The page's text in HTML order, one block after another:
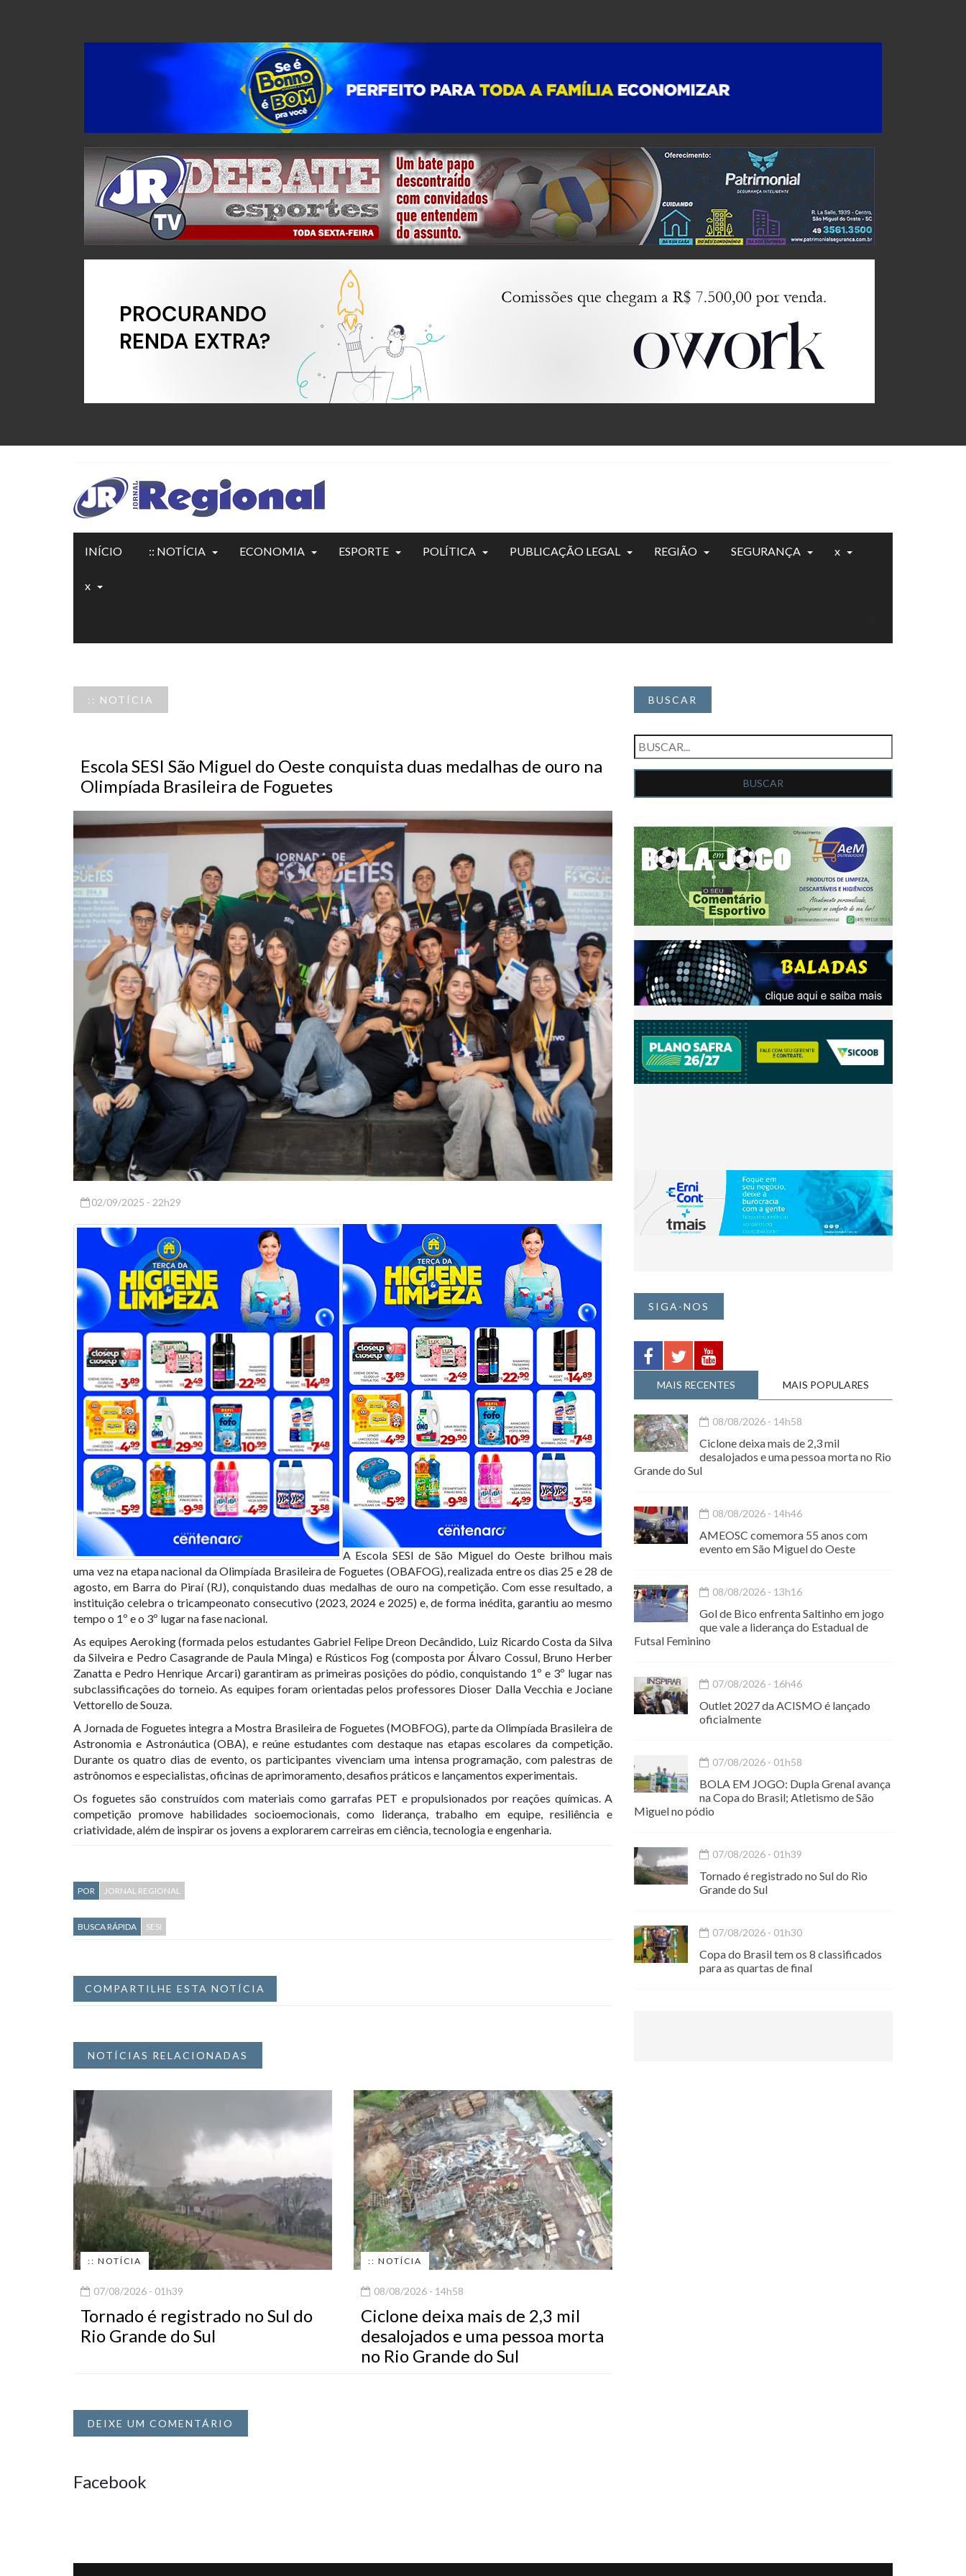
INÍCIO :: NOTÍCIA ECONOMIA ESPORTE POLÍTICA PUBLICAÇÃO LEGAL REGIÃO SEGURANÇA x
x
:: NOTÍCIA
Escola SESI São Miguel do Oeste conquista duas medalhas de ouro na
Olimpíada Brasileira de Foguetes
02/09/2025 - 22h29
A Escola SESI de São Miguel do Oeste brilhou mais
uma vez na etapa nacional da Olimpíada Brasileira de Foguetes (OBAFOG), realizada entre os dias 25 e 28 de
agosto, em Barra do Piraí (RJ), conquistando duas medalhas de ouro na competição. Com esse resultado, a
instituição celebra o tricampeonato consecutivo (2023, 2024 e 2025) e, de forma inédita, garantiu ao mesmo
tempo o 1º e o 3º lugar na fase nacional.
As equipes Aeroking (formada pelos estudantes Gabriel Felipe Dreon Decândido, Luiz Ricardo Costa da Silva
da Silveira e Pedro Casagrande de Paula Minga) e Rústicos Fog (composta por Álvaro Cossul, Bruno Herber
Zanatta e Pedro Henrique Arcari) garantiram as primeiras posições do pódio, conquistando 1º e 3º lugar nas
subclassificações do torneio. As equipes foram orientadas pelos professores Dioser Dalla Vecchia e Jociane
Vettorello de Souza.
A Jornada de Foguetes integra a Mostra Brasileira de Foguetes (MOBFOG), parte da Olimpíada Brasileira de
Astronomia e Astronáutica (OBA), e reúne estudantes com destaque nas etapas escolares da competição.
Durante os quatro dias de evento, os participantes vivenciam uma intensa programação, com palestras de
astrônomos e especialistas, oficinas de aprimoramento, desafios práticos e lançamentos experimentais.
Os foguetes são construídos com materiais como garrafas PET e propulsionados por reações químicas. A
competição promove habilidades socioemocionais, como liderança, trabalho em equipe, resiliência e
criatividade, além de inspirar os jovens a explorarem carreiras em ciência, tecnologia e engenharia.
POR JORNAL REGIONAL
BUSCA RÁPIDA SESI
COMPARTILHE ESTA NOTÍCIA
NOTÍCIAS RELACIONADAS
:: NOTÍCIA
07/08/2026 - 01h39
Tornado é registrado no Sul do
Rio Grande do Sul
:: NOTÍCIA
08/08/2026 - 14h58
Ciclone deixa mais de 2,3 mil
desalojados e uma pessoa morta
no Rio Grande do Sul
DEIXE UM COMENTÁRIO
Facebook
BUSCAR
SIGA-NOS
MAIS RECENTES MAIS POPULARES
08/08/2026 - 14h58
Ciclone deixa mais de 2,3 mil
desalojados e uma pessoa morta no Rio
Grande do Sul
08/08/2026 - 14h46
AMEOSC comemora 55 anos com
evento em São Miguel do Oeste
08/08/2026 - 13h16
Gol de Bico enfrenta Saltinho em jogo
que vale a liderança do Estadual de
Futsal Feminino
07/08/2026 - 16h46
Outlet 2027 da ACISMO é lançado
oficialmente
07/08/2026 - 01h58
BOLA EM JOGO: Dupla Grenal avança
na Copa do Brasil; Atletismo de São
Miguel no pódio
07/08/2026 - 01h39
Tornado é registrado no Sul do Rio
Grande do Sul
07/08/2026 - 01h30
Copa do Brasil tem os 8 classificados
para as quartas de final